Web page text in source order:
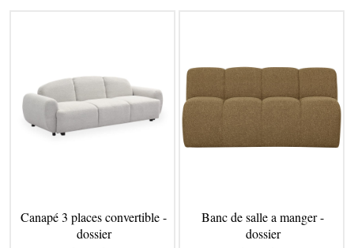
Canapé 3 places convertible -
dossier
Banc de salle a manger -
dossier